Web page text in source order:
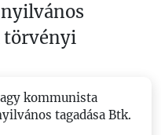
törvényi
kommunista
tagadása Btk.